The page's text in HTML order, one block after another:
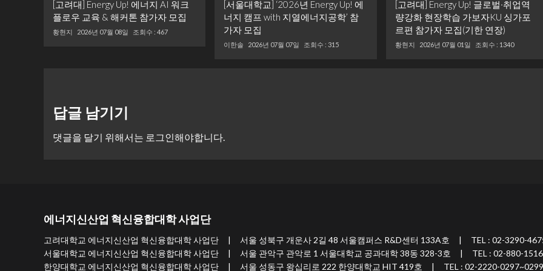
[고려대] Energy Up! 에너지 AI 워크
플로우 교육 & 해커톤 참가자 모집
황현지 2026년 07월 08일 조회수 : 467
[서울대학교] ‘2026년 Energy Up! 에
너지 캠프 with 지열에너지공학’ 참
가자 모집
이한솔 2026년 07월 07일 조회수 : 315
[고려대] Energy Up! 글로벌·취업역
량강화 현장학습 가보자KU 싱가포
르편 참가자 모집(기한 연장)
황현지 2026년 07월 01일 조회수 : 1340
답글 남기기
댓글을 달기 위해서는 로그인해야합니다.
에너지신산업 혁신융합대학 사업단
고려대학교 에너지신산업 혁신융합대학 사업단 | 서울 성북구 개운사 2길 48 서울캠퍼스 R&D센터 133A호 | TEL : 02-3290-
서울대학교 에너지신산업 혁신융합대학 사업단 | 서울 관악구 관악로 1 서울대학교 공과대학 38동 328-3호 | TEL : 02-880-1516
한양대학교 에너지신산업 혁신융합대학 사업단 | 서울 성동구 왕십리로 222 한양대학교 HIT 419호 | TEL : 02-2220-0297~0299